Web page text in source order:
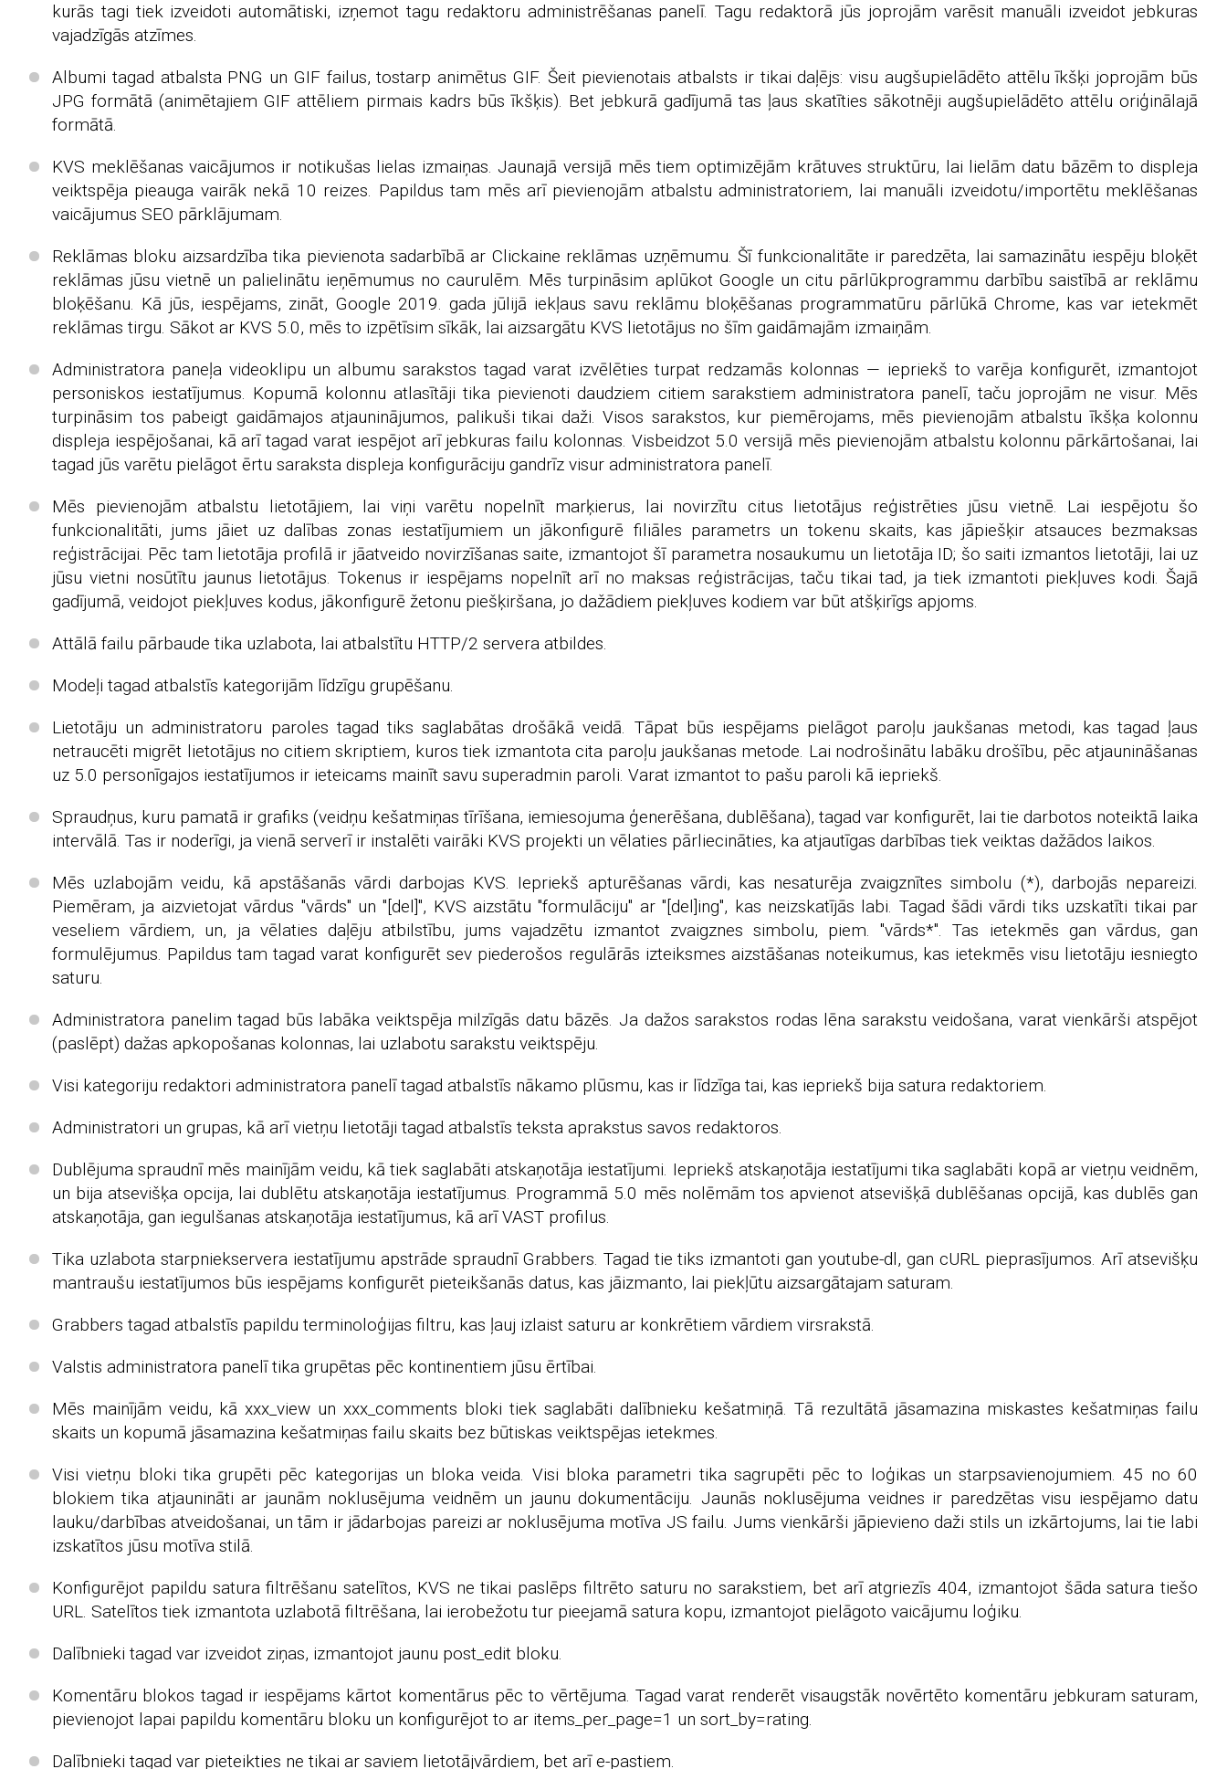
kurās tagi tiek izveidoti automātiski, izņemot tagu redaktoru administrēšanas panelī. Tagu redaktorā jūs joprojām varēsit manuāli izveidot jebkuras
vajadzīgās atzīmes.
Albumi tagad atbalsta PNG un GIF failus, tostarp animētus GIF. Šeit pievienotais atbalsts ir tikai daļējs: visu augšupielādēto attēlu īkšķi joprojām būs
JPG formātā (animētajiem GIF attēliem pirmais kadrs būs īkšķis). Bet jebkurā gadījumā tas ļaus skatīties sākotnēji augšupielādēto attēlu oriģinālajā
formātā.
KVS meklēšanas vaicājumos ir notikušas lielas izmaiņas. Jaunajā versijā mēs tiem optimizējām krātuves struktūru, lai lielām datu bāzēm to displeja
veiktspēja pieauga vairāk nekā 10 reizes. Papildus tam mēs arī pievienojām atbalstu administratoriem, lai manuāli izveidotu/importētu meklēšanas
vaicājumus SEO pārklājumam.
Reklāmas bloku aizsardzība tika pievienota sadarbībā ar Clickaine reklāmas uzņēmumu. Šī funkcionalitāte ir paredzēta, lai samazinātu iespēju bloķēt
reklāmas jūsu vietnē un palielinātu ieņēmumus no caurulēm. Mēs turpināsim aplūkot Google un citu pārlūkprogrammu darbību saistībā ar reklāmu
bloķēšanu. Kā jūs, iespējams, zināt, Google 2019. gada jūlijā iekļaus savu reklāmu bloķēšanas programmatūru pārlūkā Chrome, kas var ietekmēt
reklāmas tirgu. Sākot ar KVS 5.0, mēs to izpētīsim sīkāk, lai aizsargātu KVS lietotājus no šīm gaidāmajām izmaiņām.
Administratora paneļa videoklipu un albumu sarakstos tagad varat izvēlēties turpat redzamās kolonnas — iepriekš to varēja konfigurēt, izmantojot
personiskos iestatījumus. Kopumā kolonnu atlasītāji tika pievienoti daudziem citiem sarakstiem administratora panelī, taču joprojām ne visur. Mēs
turpināsim tos pabeigt gaidāmajos atjauninājumos, palikuši tikai daži. Visos sarakstos, kur piemērojams, mēs pievienojām atbalstu īkšķa kolonnu
displeja iespējošanai, kā arī tagad varat iespējot arī jebkuras failu kolonnas. Visbeidzot 5.0 versijā mēs pievienojām atbalstu kolonnu pārkārtošanai, lai
tagad jūs varētu pielāgot ērtu saraksta displeja konfigurāciju gandrīz visur administratora panelī.
Mēs pievienojām atbalstu lietotājiem, lai viņi varētu nopelnīt marķierus, lai novirzītu citus lietotājus reģistrēties jūsu vietnē. Lai iespējotu šo
funkcionalitāti, jums jāiet uz dalības zonas iestatījumiem un jākonfigurē filiāles parametrs un tokenu skaits, kas jāpiešķir atsauces bezmaksas
reģistrācijai. Pēc tam lietotāja profilā ir jāatveido novirzīšanas saite, izmantojot šī parametra nosaukumu un lietotāja ID; šo saiti izmantos lietotāji, lai uz
jūsu vietni nosūtītu jaunus lietotājus. Tokenus ir iespējams nopelnīt arī no maksas reģistrācijas, taču tikai tad, ja tiek izmantoti piekļuves kodi. Šajā
gadījumā, veidojot piekļuves kodus, jākonfigurē žetonu piešķiršana, jo dažādiem piekļuves kodiem var būt atšķirīgs apjoms.
Attālā failu pārbaude tika uzlabota, lai atbalstītu HTTP/2 servera atbildes.
Modeļi tagad atbalstīs kategorijām līdzīgu grupēšanu.
Lietotāju un administratoru paroles tagad tiks saglabātas drošākā veidā. Tāpat būs iespējams pielāgot paroļu jaukšanas metodi, kas tagad ļaus
netraucēti migrēt lietotājus no citiem skriptiem, kuros tiek izmantota cita paroļu jaukšanas metode. Lai nodrošinātu labāku drošību, pēc atjaunināšanas
uz 5.0 personīgajos iestatījumos ir ieteicams mainīt savu superadmin paroli. Varat izmantot to pašu paroli kā iepriekš.
Spraudņus, kuru pamatā ir grafiks (veidņu kešatmiņas tīrīšana, iemiesojuma ģenerēšana, dublēšana), tagad var konfigurēt, lai tie darbotos noteiktā laika
intervālā. Tas ir noderīgi, ja vienā serverī ir instalēti vairāki KVS projekti un vēlaties pārliecināties, ka atjautīgas darbības tiek veiktas dažādos laikos.
Mēs uzlabojām veidu, kā apstāšanās vārdi darbojas KVS. Iepriekš apturēšanas vārdi, kas nesaturēja zvaigznītes simbolu (*), darbojās nepareizi.
Piemēram, ja aizvietojat vārdus "vārds" un "[del]", KVS aizstātu "formulāciju" ar "[del]ing", kas neizskatījās labi. Tagad šādi vārdi tiks uzskatīti tikai par
veseliem vārdiem, un, ja vēlaties daļēju atbilstību, jums vajadzētu izmantot zvaigznes simbolu, piem. "vārds*". Tas ietekmēs gan vārdus, gan
formulējumus. Papildus tam tagad varat konfigurēt sev piederošos regulārās izteiksmes aizstāšanas noteikumus, kas ietekmēs visu lietotāju iesniegto
saturu.
Administratora panelim tagad būs labāka veiktspēja milzīgās datu bāzēs. Ja dažos sarakstos rodas lēna sarakstu veidošana, varat vienkārši atspējot
(paslēpt) dažas apkopošanas kolonnas, lai uzlabotu sarakstu veiktspēju.
Visi kategoriju redaktori administratora panelī tagad atbalstīs nākamo plūsmu, kas ir līdzīga tai, kas iepriekš bija satura redaktoriem.
Administratori un grupas, kā arī vietņu lietotāji tagad atbalstīs teksta aprakstus savos redaktoros.
Dublējuma spraudnī mēs mainījām veidu, kā tiek saglabāti atskaņotāja iestatījumi. Iepriekš atskaņotāja iestatījumi tika saglabāti kopā ar vietņu veidnēm,
un bija atsevišķa opcija, lai dublētu atskaņotāja iestatījumus. Programmā 5.0 mēs nolēmām tos apvienot atsevišķā dublēšanas opcijā, kas dublēs gan
atskaņotāja, gan iegulšanas atskaņotāja iestatījumus, kā arī VAST profilus.
Tika uzlabota starpniekservera iestatījumu apstrāde spraudnī Grabbers. Tagad tie tiks izmantoti gan youtube-dl, gan cURL pieprasījumos. Arī atsevišķu
mantraušu iestatījumos būs iespējams konfigurēt pieteikšanās datus, kas jāizmanto, lai piekļūtu aizsargātajam saturam.
Grabbers tagad atbalstīs papildu terminoloģijas filtru, kas ļauj izlaist saturu ar konkrētiem vārdiem virsrakstā.
Valstis administratora panelī tika grupētas pēc kontinentiem jūsu ērtībai.
Mēs mainījām veidu, kā xxx_view un xxx_comments bloki tiek saglabāti dalībnieku kešatmiņā. Tā rezultātā jāsamazina miskastes kešatmiņas failu
skaits un kopumā jāsamazina kešatmiņas failu skaits bez būtiskas veiktspējas ietekmes.
Visi vietņu bloki tika grupēti pēc kategorijas un bloka veida. Visi bloka parametri tika sagrupēti pēc to loģikas un starpsavienojumiem. 45 no 60
blokiem tika atjaunināti ar jaunām noklusējuma veidnēm un jaunu dokumentāciju. Jaunās noklusējuma veidnes ir paredzētas visu iespējamo datu
lauku/darbības atveidošanai, un tām ir jādarbojas pareizi ar noklusējuma motīva JS failu. Jums vienkārši jāpievieno daži stils un izkārtojums, lai tie labi
izskatītos jūsu motīva stilā.
Konfigurējot papildu satura filtrēšanu satelītos, KVS ne tikai paslēps filtrēto saturu no sarakstiem, bet arī atgriezīs 404, izmantojot šāda satura tiešo
URL. Satelītos tiek izmantota uzlabotā filtrēšana, lai ierobežotu tur pieejamā satura kopu, izmantojot pielāgoto vaicājumu loģiku.
Dalībnieki tagad var izveidot ziņas, izmantojot jaunu post_edit bloku.
Komentāru blokos tagad ir iespējams kārtot komentārus pēc to vērtējuma. Tagad varat renderēt visaugstāk novērtēto komentāru jebkuram saturam,
pievienojot lapai papildu komentāru bloku un konfigurējot to ar items_per_page=1 un sort_by=rating.
Dalībnieki tagad var pieteikties ne tikai ar saviem lietotājvārdiem, bet arī e-pastiem.